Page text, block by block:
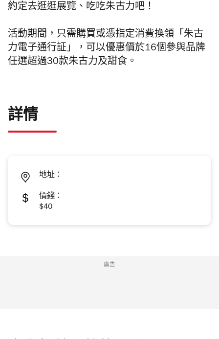
約定去逛逛展覽、吃吃朱古力吧！
活動期間，只需購買或憑指定消費換領「朱古
力電子通行証」，可以優惠價於16個參與品牌
任選超過30款朱古力及甜食。
詳情
地址：
價錢：
$40
廣告